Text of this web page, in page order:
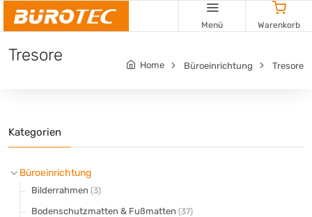
Menü Warenkorb
Tresore
Home Büroeinrichtung Tresore
Kategorien
Büroeinrichtung
Bilderrahmen (3)
Bodenschutzmatten & Fußmatten (37)
Cookie-Einstellungen